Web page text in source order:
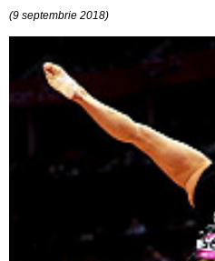
(9 septembrie 2018)